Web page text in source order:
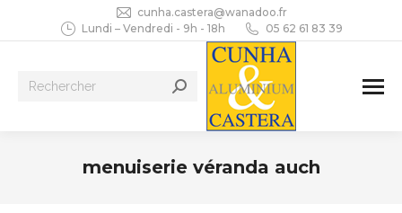
cunha.castera@wanadoo.fr
Lundi – Vendredi - 9h - 18h
05 62 61 83 39
Recherche
menuiserie véranda auch